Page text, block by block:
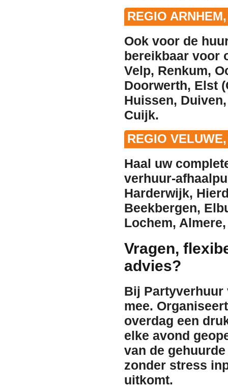
REGIO
Ook voor de
bereikbaar voor
Velp, Renkum,
Doorwerth, Elst
Huissen, Duiven
Cuijk.
REGIO
Haal uw
verhuur-
Harderwijk,
Beekbergen,
Lochem, Almere
Vragen,
advies?
Bij Partyverhuur
mee.
overdag een
elke avond
van de
zonder stress
uitkomt.